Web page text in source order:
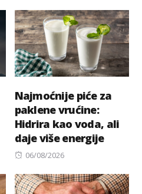
Najmoćnije piće za
paklene vrućine:
Hidrira kao voda, ali
daje više energije
Posted
06/08/2026